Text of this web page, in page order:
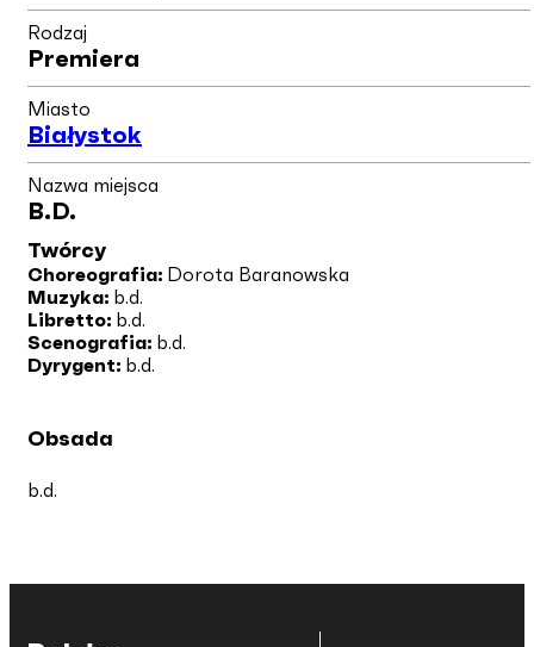
Rodzaj
Premiera
Miasto
Białystok
Nazwa miejsca
B.d.
Twórcy
Choreografia: Dorota Baranowska
Muzyka: b.d.
Libretto: b.d.
Scenografia: b.d.
Dyrygent: b.d.
Obsada
b.d.